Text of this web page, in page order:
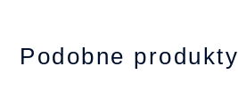
Podobne produkty